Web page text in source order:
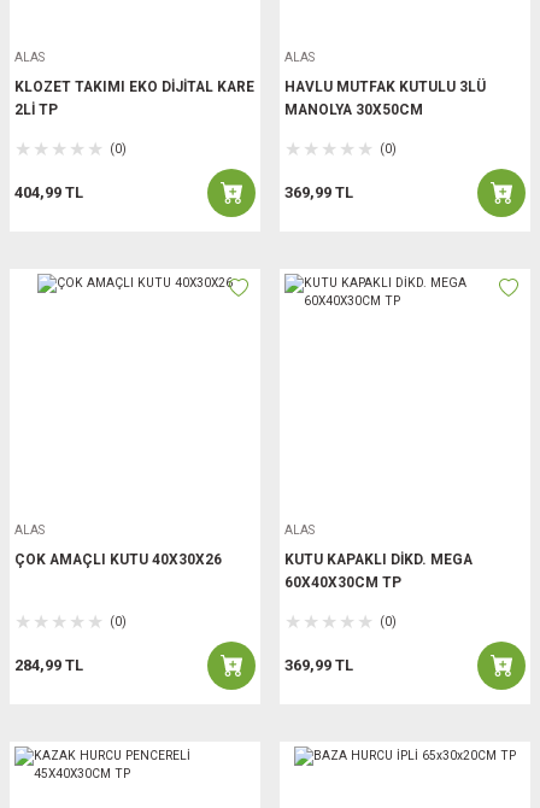
ALAS
KLOZET TAKIMI EKO DİJİTAL KARE
2Lİ TP
(0)
404,99 TL
ALAS
HAVLU MUTFAK KUTULU 3LÜ
MANOLYA 30X50CM
(0)
369,99 TL
ALAS
ÇOK AMAÇLI KUTU 40X30X26
(0)
284,99 TL
ALAS
KUTU KAPAKLI DİKD. MEGA
60X40X30CM TP
(0)
369,99 TL